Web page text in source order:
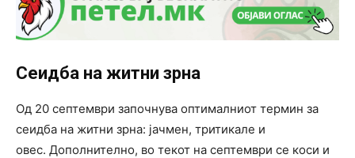
Сеидба на житни зрна
Од 20 септември започнува оптималниот термин за
сеидба на житни зрна: јачмен, тритикале и
овес. Дополнително, во текот на септември се коси и